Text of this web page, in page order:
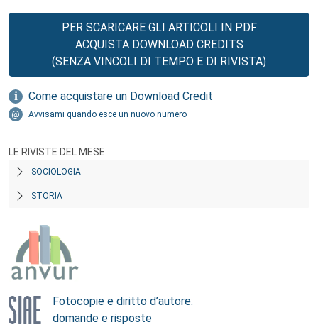
PER SCARICARE GLI ARTICOLI IN PDF
ACQUISTA DOWNLOAD CREDITS
(SENZA VINCOLI DI TEMPO E DI RIVISTA)
Come acquistare un Download Credit
Avvisami quando esce un nuovo numero
LE RIVISTE DEL MESE
SOCIOLOGIA
STORIA
Fotocopie e diritto d’autore:
domande e risposte